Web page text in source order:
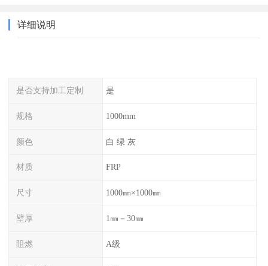
详细说明
是否支持加工定制 是
规格 1000mm
颜色 白 绿 灰
材质 FRP
尺寸 1000㎜×1000㎜
壁厚 1㎜－30㎜
阻燃 A级